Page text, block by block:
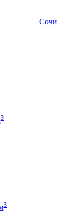
Сочи
3
3